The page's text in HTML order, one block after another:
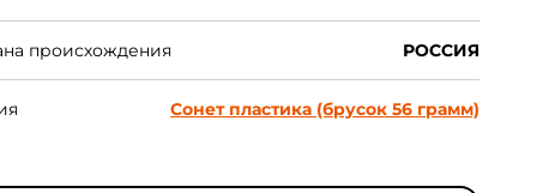
происхождения РОССИЯ
Сонет пластика (брусок 56 грамм)